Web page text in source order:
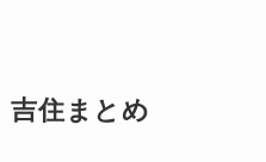
吉住まとめ